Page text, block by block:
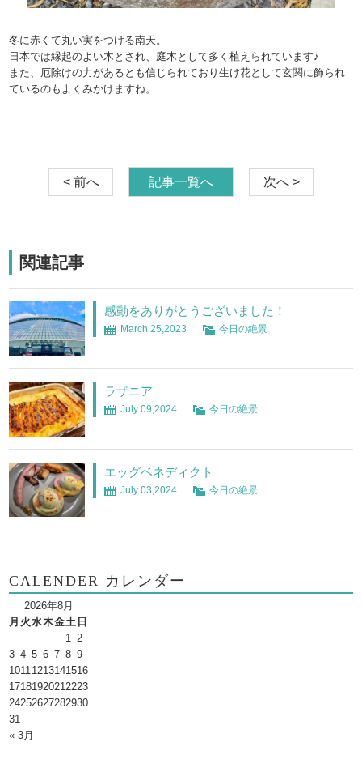
冬に赤くて丸い実をつける南天。
日本では縁起のよい木とされ、庭木として多く植えられています♪
また、厄除けの力があるとも信じられており生け花として玄関に飾られ
ているのもよくみかけますね。
< 前へ 記事一覧へ 次へ >
関連記事
感動をありがとうございました！
March 25,2023 今日の絶景
ラザニア
July 09,2024 今日の絶景
エッグベネディクト
July 03,2024 今日の絶景
CALENDER カレンダー
2026年8月
月 火水木金土 日
1
2
3 4 5 6 7 8 9
1011 1213141516
1718192021 2223
24252627282930
31
« 3月